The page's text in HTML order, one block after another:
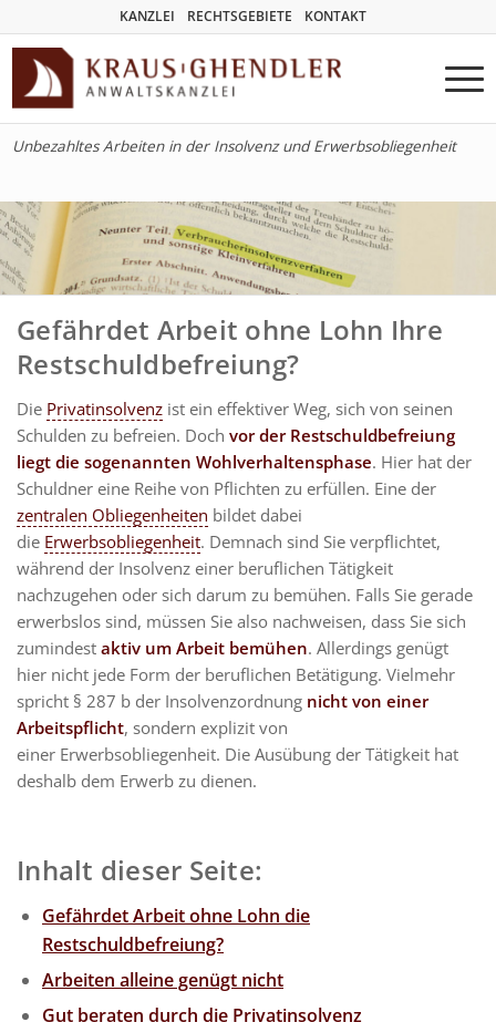
KANZLEI RECHTSGEBIETE KONTAKT
Unbezahltes Arbeiten in der Insolvenz und Erwerbsobliegenheit
Gefährdet Arbeit ohne Lohn Ihre
Restschuldbefreiung?
Die Privatinsolvenz ist ein effektiver Weg, sich von seinen
Schulden zu befreien. Doch vor der Restschuldbefreiung
liegt die sogenannten Wohlverhaltensphase. Hier hat der
Schuldner eine Reihe von Pflichten zu erfüllen. Eine der
zentralen Obliegenheiten bildet dabei
die Erwerbsobliegenheit. Demnach sind Sie verpflichtet,
während der Insolvenz einer beruflichen Tätigkeit
nachzugehen oder sich darum zu bemühen. Falls Sie gerade
erwerbslos sind, müssen Sie also nachweisen, dass Sie sich
zumindest aktiv um Arbeit bemühen. Allerdings genügt
hier nicht jede Form der beruflichen Betätigung. Vielmehr
spricht § 287 b der Insolvenzordnung nicht von einer
Arbeitspflicht, sondern explizit von
einer Erwerbsobliegenheit. Die Ausübung der Tätigkeit hat
deshalb dem Erwerb zu dienen.
Inhalt dieser Seite:
Gefährdet Arbeit ohne Lohn die
Restschuldbefreiung?
Arbeiten alleine genügt nicht
Gut beraten durch die Privatinsolvenz